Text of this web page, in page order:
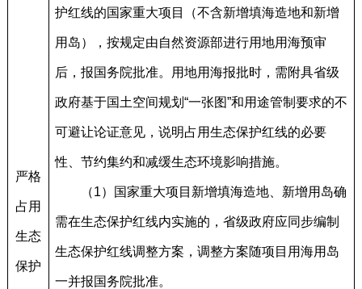
严格
占用
生态
保护
护红线的国家重大项目（不含新增填海造地和新增
用岛），按规定由自然资源部进行用地用海预审
后，报国务院批准。用地用海报批时，需附具省级
政府基于国土空间规划“一张图”和用途管制要求的不
可避让论证意见，说明占用生态保护红线的必要
性、节约集约和减缓生态环境影响措施。
（1）国家重大项目新增填海造地、新增用岛确
需在生态保护红线内实施的，省级政府应同步编制
生态保护红线调整方案，调整方案随项目用海用岛
一并报国务院批准。